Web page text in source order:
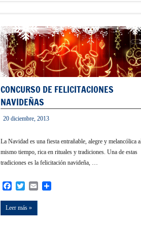
CONCURSO DE FELICITACIONES
NAVIDEÑAS
20 diciembre, 2013
La Navidad es una fiesta entrañable, alegre y melancólica
mismo tiempo, rica en rituales y tradiciones. Una de estas
tradiciones es la felicitación navideña, …
FacebookTwitterEmail
Leer más